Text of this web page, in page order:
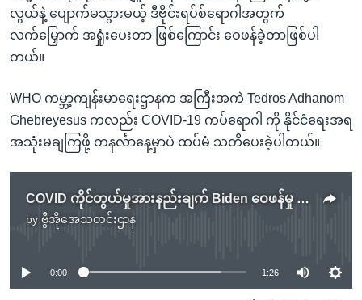
လွယ်နဲ့ ပျောက်မသွားမယ့် ဒီဗိုင်းရပ်စ်ရောဂါအတွက်
လက်မြှောက် အရှုံးပေးတာ ဖြစ်ကြောင်း ဝေဖန်ခဲ့တာဖြစ်ပါ
တယ်။
WHO ကမ္ဘာ့ကျန်းမာရေးဌာနက အကြီးအကဲ Tedros Adhanom
Ghebreyesus ကလည်း COVID-19 ကပ်ရောဂါ ကို နိုင်ငံရေးအရ
အသုံးမချကြဖို့ တနင်္လာနေ့မှာပဲ ထပ်မံ သတိပေးခဲ့ပါတယ်။
COVID ကိုင်တွယ်မှုအားနည်းချက် Biden ဝေဖန်မှု Trump ပယ်ချ
by ဗွီအိုအေသတင်းဌာန
No media source currently available
0:00 1:26